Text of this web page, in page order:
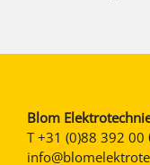
Blom
T+31 (0)88 392 00